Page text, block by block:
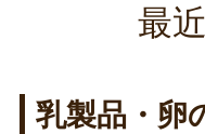
最
乳製品・卵